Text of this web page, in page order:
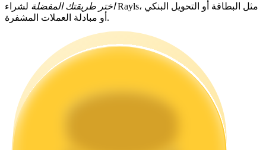
خنزير الطاقة
احصل على مكافآت تنافسية يوميًا
اختر طريقتك المفضلة لشراء Rayls، مثل البطاقة أو التحويل البنكي
أو مبادلة العملات المشفرة.